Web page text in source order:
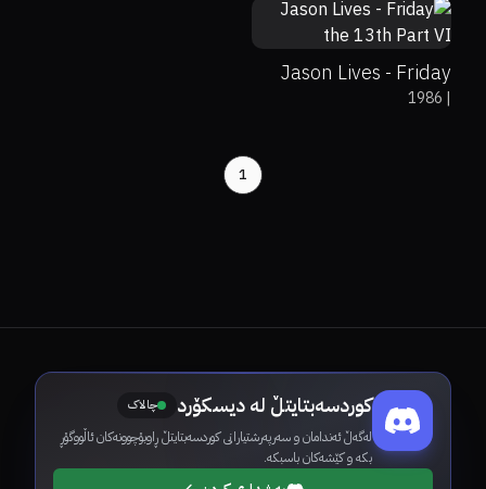
Jason Lives - Friday
the 13th Part VI|
1986
1
کوردسەبتایتڵ لە دیسکۆرد چالاک
لەگەڵ ئەندامان و سەرپەرشتیارانی کوردسەبتایتڵ ڕاوبۆچوونەکان ئاڵووگۆڕ
بکە و کێشەکان باسبکە.